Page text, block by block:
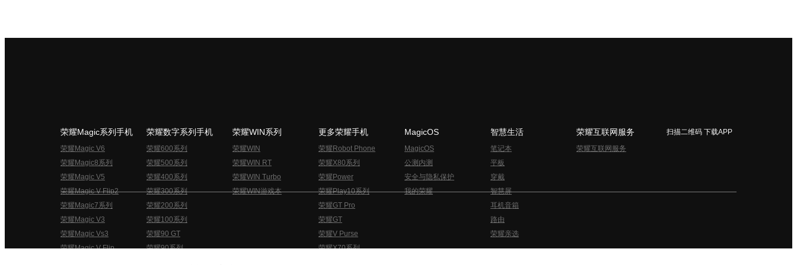
荣耀Magic系列手机
荣耀Magic V6
荣耀Magic8系列
荣耀Magic V5
荣耀Magic V Flip2
荣耀Magic7系列
荣耀Magic V3
荣耀Magic Vs3
荣耀Magic V Flip
荣耀数字系列手机
荣耀600系列
荣耀500系列
荣耀400系列
荣耀300系列
荣耀200系列
荣耀100系列
荣耀90 GT
荣耀90系列
荣耀WIN系列
荣耀WIN
荣耀WIN RT
荣耀WIN Turbo
荣耀WIN游戏本
更多荣耀手机
荣耀Robot Phone
荣耀X80系列
荣耀Power
荣耀Play10系列
荣耀GT Pro
荣耀GT
荣耀V Purse
荣耀X70系列
MagicOS
MagicOS
公测内测
安全与隐私保护
我的荣耀
智慧生活
笔记本
平板
穿戴
智慧屏
耳机音箱
路由
荣耀亲选
荣耀互联网服务
荣耀互联网服务
扫描二维码 下载APP